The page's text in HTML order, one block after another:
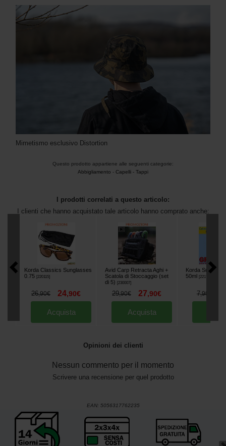
Mimetismo esclusivo Distortion
Questo prodotto appartiene alle seguenti categorie:
Abbigliamento - Capelli - Tappi
I prodotti correlati a questo articolo:
I clienti che hanno acquistato tale articolo hanno comprato anche:
Korda Classics Sunglasses
0.75 [220115]
26,90€ 24,90€
Acquista
Avid Carp Retracta Aghi +
Scatola di Stoccaggio (set
di 5)
[230007]
29,90€ 27,90€
Acquista
Korda Sun
50ml [221763
7,90
Opinioni dei clienti
Nessun commento per il momento
Scrivere una recensione per quel prodotto
EAN: 5056317762235